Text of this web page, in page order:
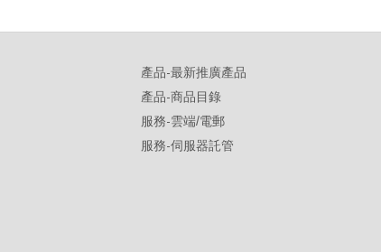
產品-最新推廣產品
產品-商品目錄
服務-雲端/電郵
服務-伺服器託管